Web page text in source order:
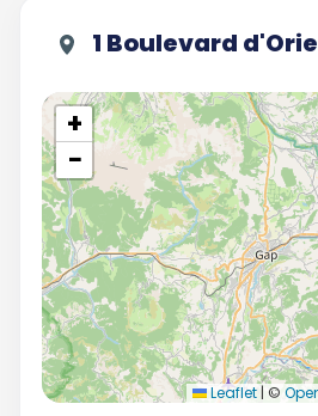
1 Boulevard
+
−
Leaflet | ©